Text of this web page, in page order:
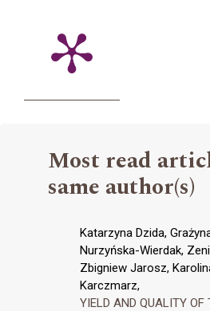
Most read
same author(s)
Katarzyna Dzida,
Nurzyńska-Wierdak,
Zbigniew Jarosz,
Karczmarz,
YIELD AND QUALITY OF